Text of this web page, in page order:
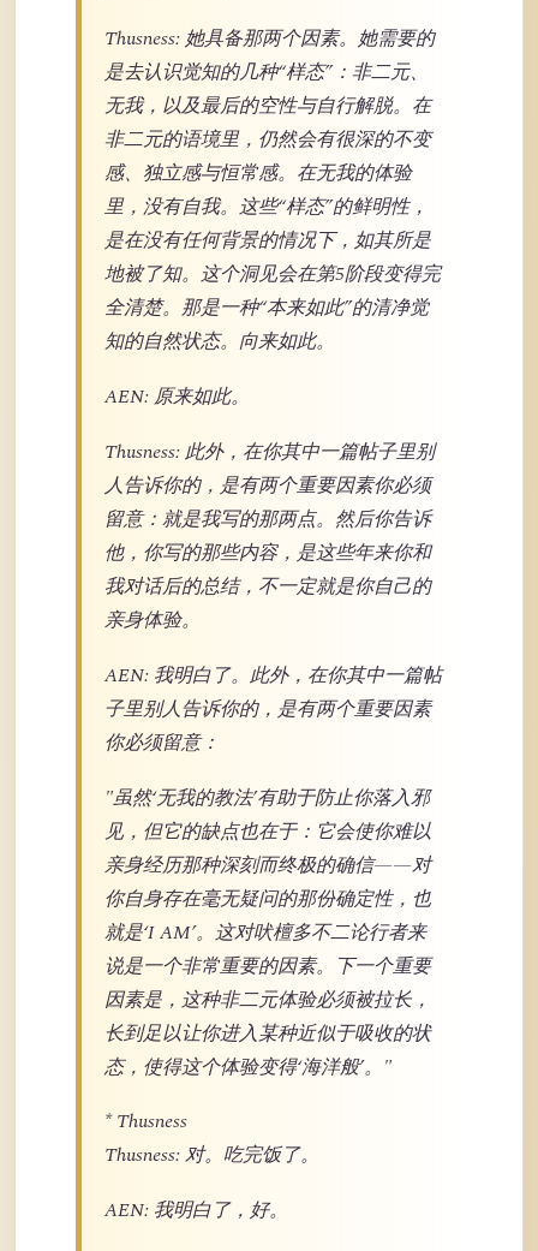
Thusness: 她具备那两个因素。她需要的
是去认识觉知的几种“样态”：非二元、
无我，以及最后的空性与自行解脱。在
非二元的语境里，仍然会有很深的不变
感、独立感与恒常感。在无我的体验
里，没有自我。这些“样态”的鲜明性，
是在没有任何背景的情况下，如其所是
地被了知。这个洞见会在第5阶段变得完
全清楚。那是一种“本来如此”的清净觉
知的自然状态。向来如此。
AEN: 原来如此。
Thusness: 此外，在你其中一篇帖子里别
人告诉你的，是有两个重要因素你必须
留意：就是我写的那两点。然后你告诉
他，你写的那些内容，是这些年来你和
我对话后的总结，不一定就是你自己的
亲身体验。
AEN: 我明白了。此外，在你其中一篇帖
子里别人告诉你的，是有两个重要因素
你必须留意：
"虽然‘无我的教法’有助于防止你落入邪
见，但它的缺点也在于：它会使你难以
亲身经历那种深刻而终极的确信——对
你自身存在毫无疑问的那份确定性，也
就是‘I AM’。这对吠檀多不二论行者来
说是一个非常重要的因素。下一个重要
因素是，这种非二元体验必须被拉长，
长到足以让你进入某种近似于吸收的状
态，使得这个体验变得‘海洋般’。"
* Thusness
Thusness: 对。吃完饭了。
AEN: 我明白了，好。